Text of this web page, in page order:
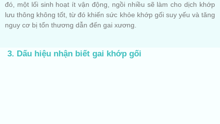
đó, một lối sinh hoạt ít vận động, ngồi nhiều sẽ làm cho dịch khớp
lưu thông không tốt, từ đó khiến sức khỏe khớp gối suy yếu và tăng
nguy cơ bị tổn thương dẫn đến gai xương.
3. Dấu hiệu nhận biết gai khớp gối